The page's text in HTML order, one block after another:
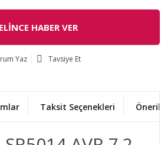
HABER VER
Yaz Tavsiye Et
Taksit Seçenekleri